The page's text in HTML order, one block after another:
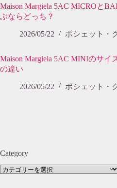
Maison Margiela 5AC MICROと
ぶならどっち？
2026/05/22 ポシェット・
Maison Margiela 5AC MINIのサイ
の違い
2026/05/22 ポシェット・
Category
Category